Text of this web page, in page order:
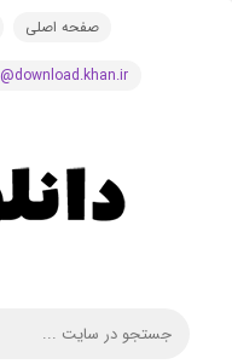
صفحه اصلی
@download.khan.ir